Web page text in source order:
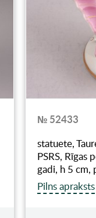
№ 52433
statuete,
PSRS, Rīgas
gadi, h 5 cm,
Pilns apraksts